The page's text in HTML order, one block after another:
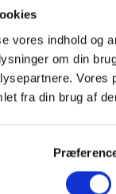
vores indhold og
om din
fra din brug af
os, og
os
af